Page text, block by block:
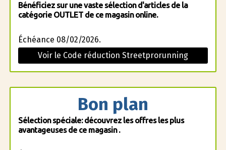
Bénéficiez sur une vaste sélection d'articles de la
catégorie OUTLET de ce magasin online.
Échéance 08/02/2026.
Voir le Code réduction Streetprorunning
Bon plan
Sélection spéciale: découvrez les offres les plus
avantageuses de ce magasin .